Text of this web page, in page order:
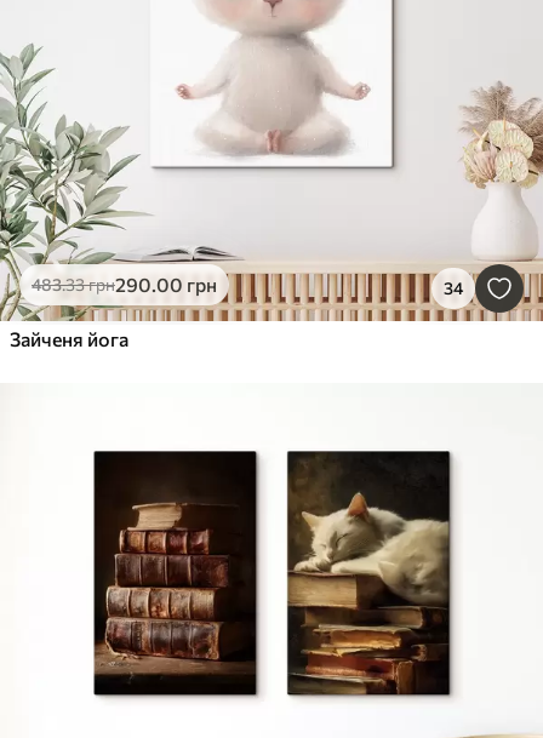
483.33грн290.00 грн 34
Зайченя йога